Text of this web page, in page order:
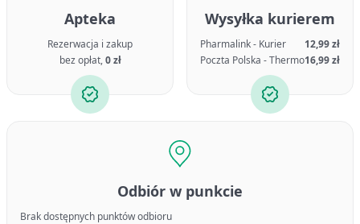
Apteka
Rezerwacja i zakup
bez opłat,0 zł
Wysyłka kurierem
Pharmalink - Kurier
12,99 zł
Poczta Polska - Thermo16,99 zł
Odbiór w punkcie
Brak dostępnych punktów odbioru